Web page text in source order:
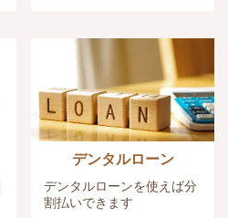
デンタルローン
デンタルローンを使えば分
割払いできます